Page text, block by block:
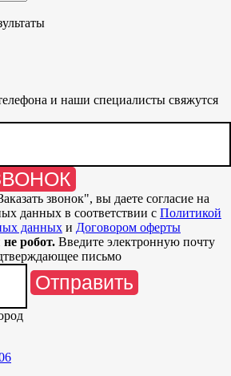
и наши специалисты свяжутся
звонок", вы даете согласие на
данных в соответствии с Политикой
данных и Договором оферты
робот. Введите электронную почту
письмо
Отправить